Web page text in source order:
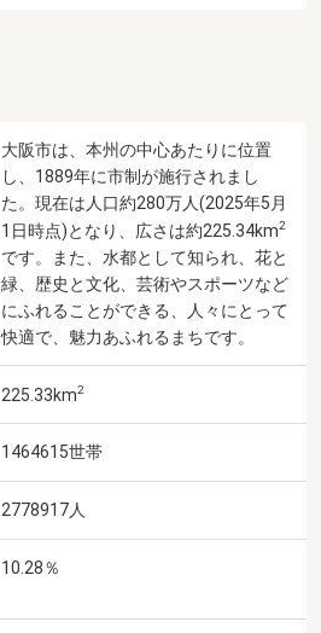
大阪市は、本州の中心あたりに位置
し、1889年に市制が施行されまし
た。現在は人口約280万人(2025年5月
1日時点)となり、広さは約225.34km2
です。また、水都として知られ、花と
緑、歴史と文化、芸術やスポーツなど
にふれることができる、人々にとって
快適で、魅力あふれるまちです。
225.33km2
1464615世帯
2778917人
10.28％